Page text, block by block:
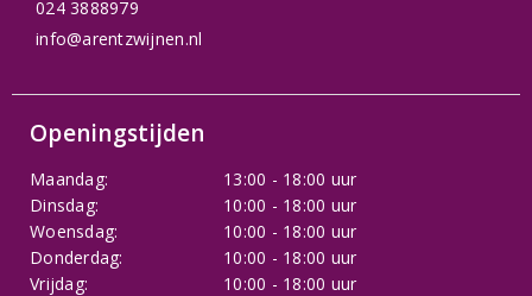
024 3888979
info@arentzwijnen.nl
Openingstijden
Maandag:
13:00 - 18:00 uur
Dinsdag:
10:00 - 18:00 uur
Woensdag:
10:00 - 18:00 uur
Donderdag:
10:00 - 18:00 uur
Vrijdag:
10:00 - 18:00 uur